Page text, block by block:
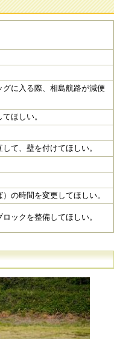
に入る際、相島航路が減便
ほしい。​
て、壁を付けてほしい。​
の時間を変更してほしい。​
ックを整備してほしい。